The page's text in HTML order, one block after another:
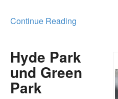
Continue Reading
Hyde Park
und Green
Park